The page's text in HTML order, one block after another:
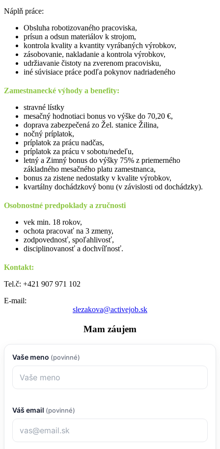
Náplň práce:
Obsluha robotizovaného pracoviska,
prísun a odsun materiálov k strojom,
kontrola kvality a kvantity vyrábaných výrobkov,
zásobovanie, nakladanie a kontrola výrobkov,
udržiavanie čistoty na zverenom pracovisku,
iné súvisiace práce podľa pokynov nadriadeného
Zamestnanecké výhody a benefity:
stravné lístky
mesačný hodnotiaci bonus vo výške do 70,20 €,
doprava zabezpečená zo Žel. stanice Žilina,
nočný príplatok,
príplatok za prácu nadčas,
príplatok za prácu v sobotu/nedeľu,
letný a Zimný bonus do výšky 75% z priemerného
základného mesačného platu zamestnanca,
bonus za zistene nedostatky v kvalite výrobkov,
kvartálny dochádzkový bonu (v závislosti od dochádzky).
Osobnostné predpoklady a zručnosti
vek min. 18 rokov,
ochota pracovať na 3 zmeny,
zodpovednosť, spoľahlivosť,
disciplinovanosť a dochvíľnosť.
Kontakt:
Tel.č: +421 907 971 102
E-mail:
slezakova@activejob.sk
Mam záujem
Vaše meno (povinné)
Váš email (povinné)